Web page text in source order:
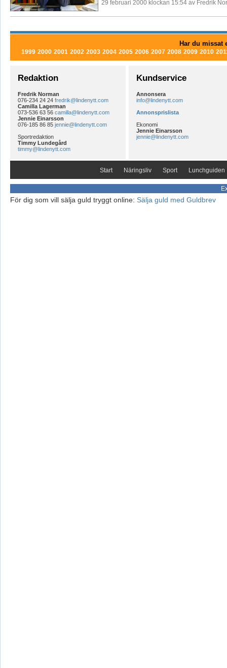
29 februari 2000 klockan 15:54 av Fredrik
Har du missat
1999 2000 2001 2002 2003 2004 2005 2006 2007 2008 2009 2010
Redaktion
Fredrik Norman
076-234 24 24 fredrik@lindenytt.com
Camilla Lagerman
073-536 63 56 camilla@lindenytt.com
Jennie Einarsson
076-185 86 85 jennie@lindenytt.com
Sportredaktion
Timmy Lundegård
timmy@lindenytt.com
Kundservice
Annonsera
info@lindenytt.com
Annonsprislista
Ekonomi
Jennie Einarsson
jennie@lindenytt.com
Start Näringsliv Sport Lunchguiden
För dig som vill sälja guld tryggt online: Sälja guld med Guldbrev